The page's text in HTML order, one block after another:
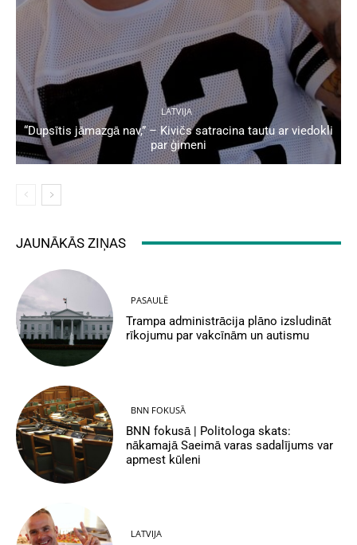
LATVIJA
“Dupsītis jāmazgā nav,” – Kivičs satracina tautu ar viedokli
par ģimeni
JAUNĀKĀS ZIŅAS
PASAULĒ
Trampa administrācija plāno izsludināt
rīkojumu par vakcīnām un autismu
BNN FOKUSĀ
BNN fokusā | Politologa skats:
nākamajā Saeimā varas sadalījums var
apmest kūleni
LATVIJA